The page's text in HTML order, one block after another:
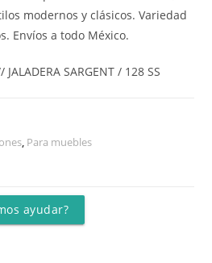
modernos y clásicos. Variedad
Envíos a todo México.
JALADERA SARGENT / 128 SS
, Para muebles
ayudar?